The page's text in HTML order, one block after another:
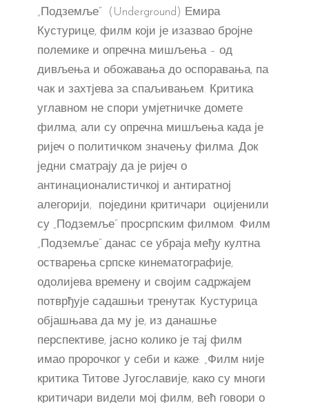
„Подземље“ (Underground) Емира
Кустурице, филм који је изазвао бројне
полемике и опречна мишљења – од
дивљења и обожавања до оспоравања, па
чак и захтјева за спаљивањем. Критика
углавном не спори умјетничке домете
филма, али су опречна мишљења када је
ријеч о политичком значењу филма. Док
једни сматрају да је ријеч о
антинационалистичкој и антиратној
алегорији, поједини критичари оцијенили
су „Подземље“ просрпским филмом. Филм
„Подземље“ данас се убраја међу култна
остварења српске кинематографије,
одолијева времену и својим садржајем
потврђује садашњи тренутак. Кустурица
објашњава да му је, из данашње
перспективе, јасно колико је тај филм
имао пророчког у себи и каже: „Филм није
критика Титове Југославије, како су многи
критичари видели мој филм, већ говори о